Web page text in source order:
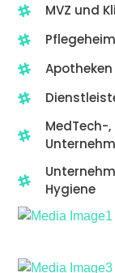
MVZ und
Apotheken
MedTech-
Hygiene